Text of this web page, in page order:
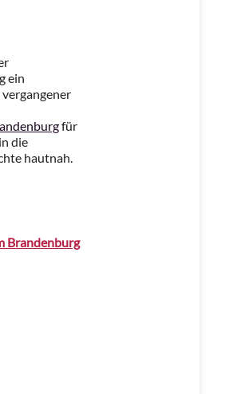
ein
für
die
hautnah.
Brandenburg